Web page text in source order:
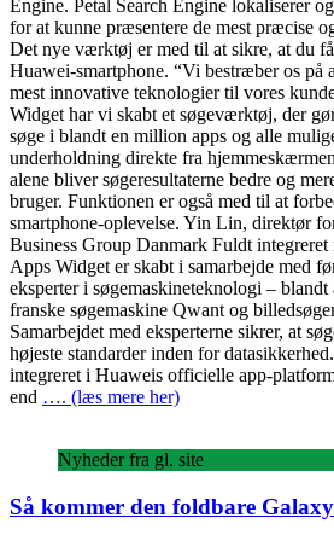
Engine. Petal Search Engine lokaliserer
for at kunne præsentere de mest præcise
Det nye værktøj er med til at sikre, at du
Huawei-smartphone. “Vi bestræber os på
mest innovative teknologier til vores
Widget har vi skabt et søgeværktøj, der
søge i blandt en million apps og alle
underholdning direkte fra
alene bliver søgeresultaterne bedre og
bruger. Funktionen er også med til at
smartphone-oplevelse. Yin Lin, direktør
Business Group Danmark Fuldt
Apps Widget er skabt i samarbejde med
eksperter i søgemaskineteknologi – blandt
franske søgemaskine Qwant og
Samarbejdet med eksperterne sikrer, at
højeste standarder inden for
integreret i Huaweis officielle app-
end …. (læs mere her)
Nyheder fra gl. site
Så kommer den foldbare